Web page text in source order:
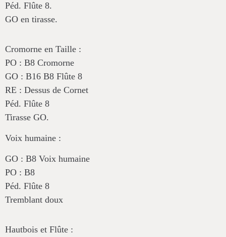
Péd. Flûte 8.
GO en tirasse.
Cromorne en Taille :
PO : B8 Cromorne
GO : B16 B8 Flûte 8
RE : Dessus de Cornet
Péd. Flûte 8
Tirasse GO.
Voix humaine :
GO : B8 Voix humaine
PO : B8
Péd. Flûte 8
Tremblant doux
Hautbois et Flûte :